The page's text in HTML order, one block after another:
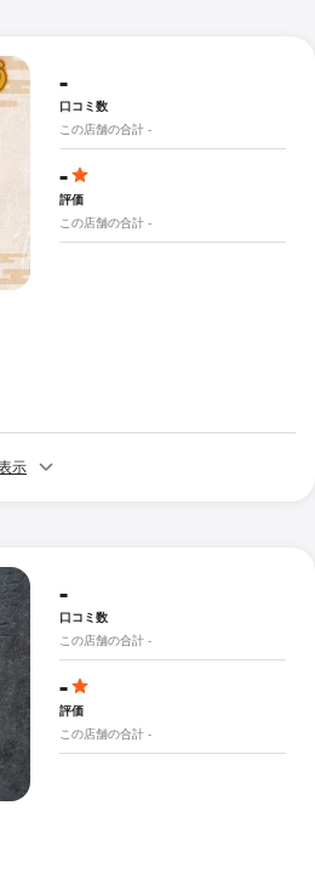
-
口コミ数
この店舗の合計 -
-
評価
この店舗の合計 -
示
-
口コミ数
この店舗の合計 -
-
評価
この店舗の合計 -